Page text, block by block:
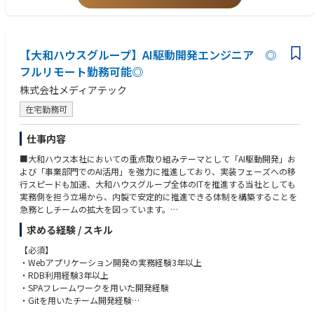
るとの考えから、フルフレックスを導入しています。
【クライアントは大和ハウスグループ全体】
大和ハウスグループ480社、グループ従業員数(正社員のみ)48,831名の全
てに関わるシステムを担っています。
出資は大和ハウス本体になりますが、売上好調かつDX推進の優先度が高い
ため、投資を惜しむことはありません。
潤沢なリソースのもと、最上流から変革を進めていくことが可能です。
【大和ハウスグループ】AI駆動開発エンジニア ◎
フルリモート勤務可能◎
株式会社メディアテック
在宅勤務可
仕事内容
■大和ハウス本社においての重点取り組みテーマとして「AI駆動開発」お
よび「事業部門でのAI活用」を強力に推進しており、実装フェーズへの移
行スピードも加速、大和ハウスグループ全体のITを推進する当社としても
実務側を担う立場から、内製で安定的に推進できる体制を構築することを
急務としチームの拡大を図っています。
●AIチーム（4名）●
業務内容
・SPA（Single Page Application）を中心としたWebアプリケーション開
発
・フロントエンドを主軸としつつ、API設計・バックエンド実装への関与
・生成AI / コーディング支援AIを活用した実装・設計・レビュー
求める経験 / スキル
【必須】
・Webアプリケーション開発の実務経験3年以上
・RDB利用経験3年以上
・SPAフレームワークを用いた開発経験
・Gitを用いたチーム開発経験